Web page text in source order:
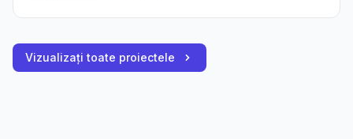
Vizualizați toate proiectele